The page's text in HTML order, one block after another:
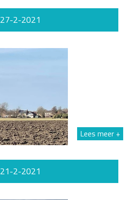
27-2-2021
Lees meer +
21-2-2021